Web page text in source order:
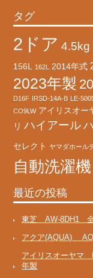
タグ
2ドア 4.5kg
156L
162L 2014年式
2023年製
D16F IRSD-14A-B LE-
CO9LW アイリスオー
リ ハイアール
セレクト ヤマダホール
自動洗濯機
最近の投稿
東芝 AW-8DH1
アクア(AQUA)
アイリスオーヤ
年製